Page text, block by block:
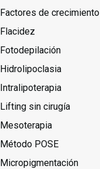
Factores de crecimiento
Flacidez
Fotodepilación
Hidrolipoclasia
Intralipoterapia
Lifting sin cirugía
Mesoterapia
Método POSE
Micropigmentación